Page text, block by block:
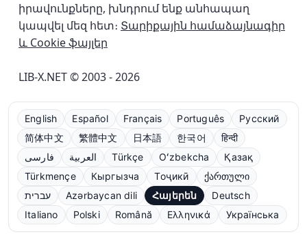
իրավունքները, խնդրում ենք անհապաղ
կապվել մեզ հետ։ Տարիքային համաձայնագիր
և Cookie ֆայլեր
LIB-X.NET © 2003 - 2026
English Español Français Português
Русский
简体中文
繁體中文 日本語 한국어
हिन्दी
فارسی
العربية Türkçe Oʻzbekcha
Қазақ
Türkmençe
Кыргызча Тоҷикӣ
ქართული
עברית
Azərbaycan dili Հայերեն
Deutsch
Italiano
Polski Română Ελληνικά Українська